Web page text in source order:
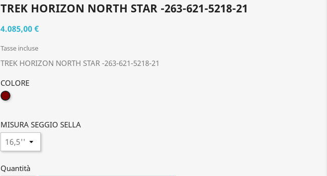
TREK HORIZON NORTH STAR -263-621-5218-21
4.085,00 €
Tasse incluse
TREK HORIZON NORTH STAR -263-621-5218-21
COLORE
T.MORO
MISURA SEGGIO SELLA
Quantità